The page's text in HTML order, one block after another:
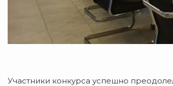
Участники конкурса успешно